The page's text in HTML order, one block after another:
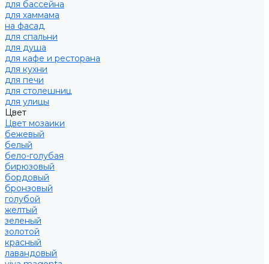
для бассейна
для хаммама
на фасад
для спальни
для душа
для кафе и ресторана
для кухни
для печи
для столешниц
для улицы
Цвет
Цвет мозаики
бежевый
белый
бело-голубая
бирюзовый
бордовый
бронзовый
голубой
желтый
зеленый
золотой
красный
лавандовый